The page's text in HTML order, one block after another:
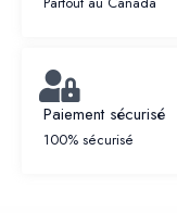
Paiement sécurisé
100% sécurisé